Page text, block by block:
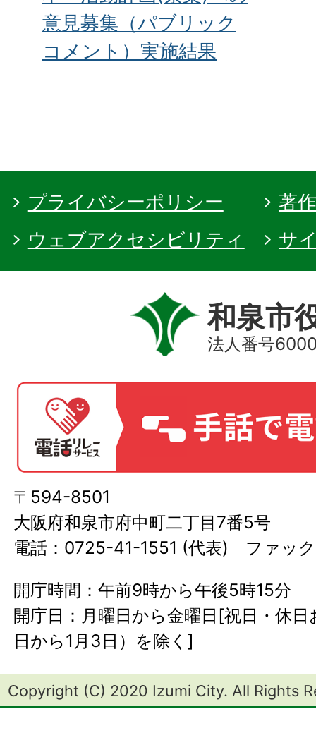
意見募集（パブリック
コメント）実施結果
プライバシーポリシー
著
ウェブアクセシビリティ
サ
和泉市
法人番号
〒594-8501
大阪府和泉市府中町二丁目7番5号
電話：0725-41-1551 (代表) ファッ
開庁時間：午前9時から午後5時15分
開庁日：月曜日から金曜日[祝日・休
日から1月3日）を除く]
Copyright (C) 2020 Izumi City. All Rights